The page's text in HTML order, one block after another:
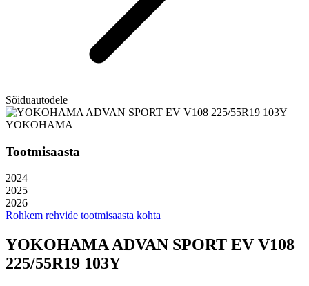
Sõiduautodele
YOKOHAMA
Tootmisaasta
2024
2025
2026
Rohkem rehvide tootmisaasta kohta
YOKOHAMA ADVAN SPORT EV V108
225/55R19 103Y